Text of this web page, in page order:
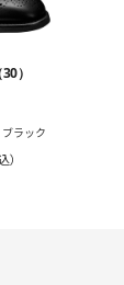
30）
ラック
）